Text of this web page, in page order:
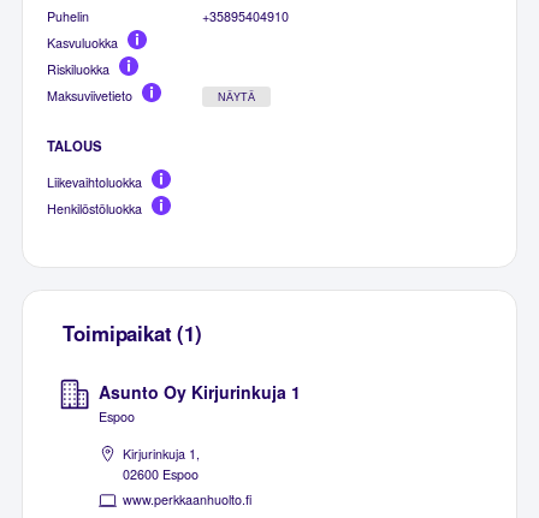
Puhelin
+35895404910
Kasvuluokka
Riskiluokka
Maksuviivetieto
NÄYTÄ
TALOUS
Liikevaihtoluokka
Henkilöstöluokka
Toimipaikat (1)
Asunto Oy Kirjurinkuja 1
Espoo
Kirjurinkuja 1,
02600 Espoo
www.perkkaanhuolto.fi